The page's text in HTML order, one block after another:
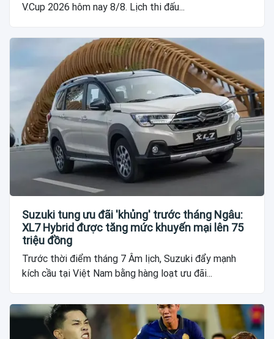
V.Cup 2026 hôm nay 8/8. Lịch thi đấu...
Suzuki tung ưu đãi 'khủng' trước tháng Ngâu:
XL7 Hybrid được tăng mức khuyến mại lên 75
triệu đồng
Trước thời điểm tháng 7 Âm lịch, Suzuki đẩy mạnh
kích cầu tại Việt Nam bằng hàng loạt ưu đãi...